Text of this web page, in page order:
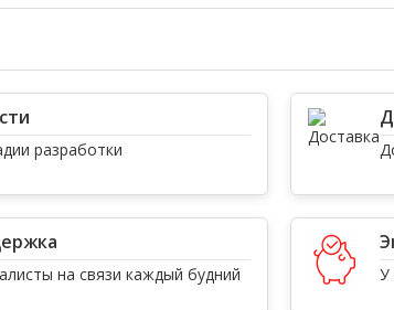
разработки
на связи каждый будний
У